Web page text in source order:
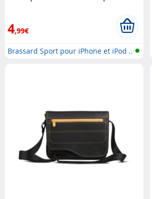
4,99€
Brassard Sport pour iPhone et iPod ..